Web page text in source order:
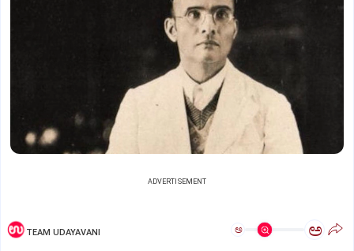
ADVERTISEMENT
TEAM UDAYAVANI ಅ ಅ